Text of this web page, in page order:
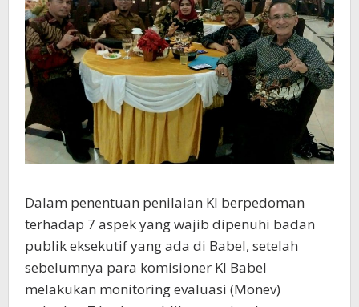
Dalam penentuan penilaian KI berpedoman
terhadap 7 aspek yang wajib dipenuhi badan
publik eksekutif yang ada di Babel, setelah
sebelumnya para komisioner KI Babel
melakukan monitoring evaluasi (Monev)